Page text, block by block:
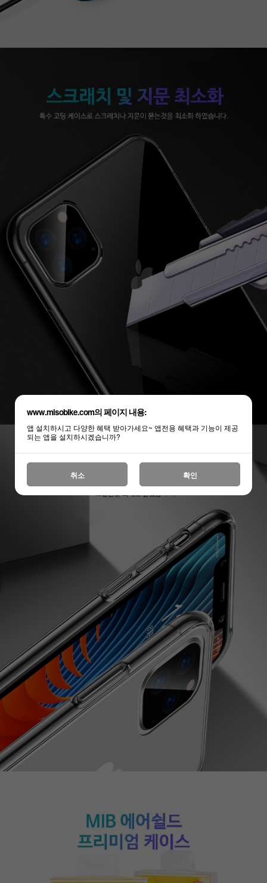
www.misobike.com의 페이지 내용:
앱 설치하시고 다양한 혜택 받아가세요~ 앱전용 혜택과 기능이 제공
되는 앱을 설치하시겠습니까?
취소 확인